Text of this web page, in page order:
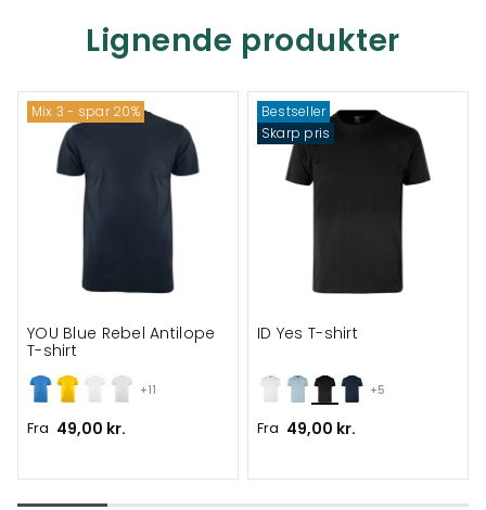
Lignende produkter
Mix 3 - spar 20%
+11
YOU Blue Rebel Antilope
T-shirt
Fra 49,00 kr.
Bestseller
Skarp pris
+5
ID Yes T-shirt
Fra 49,00 kr.